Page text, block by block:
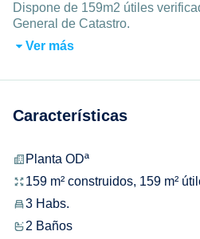
Dispone de 159m2 útiles
General de Catastro.
Ver más
Características
Planta ODª
159 m² construidos, 159 m²
3 Habs.
2 Baños